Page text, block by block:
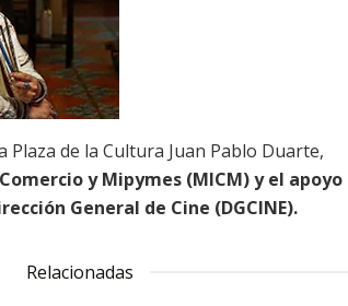
de la Cultura Juan Pablo Duarte,
y Mipymes (MICM) y el apoyo
General de Cine (DGCINE).
Relacionadas